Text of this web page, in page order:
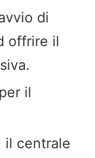
di
offrire il
il
il centrale